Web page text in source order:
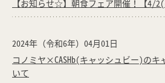
【お知らせ☆】朝食フェア開催！【4/
2024年（令和6年）04月01日
コノミヤ×CASHb(キャッシュビー)のキ
いて